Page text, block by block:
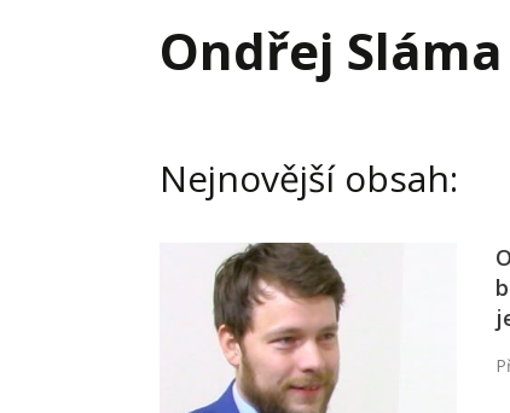
Interim management
Krizové řízení firmy
Ondřej Sláma
Nejnovější obsah: